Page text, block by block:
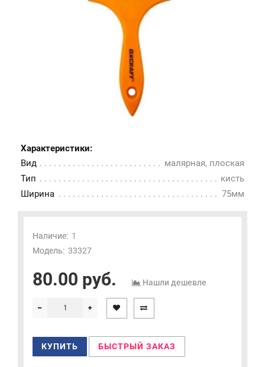
Характеристики:
Вид
малярная, плоская
Тип
кисть
Ширина
75мм
Наличие: 1
Модель: 33327
80.00 руб. Нашли дешевле
КУПИТЬ БЫСТРЫЙ ЗАКАЗ